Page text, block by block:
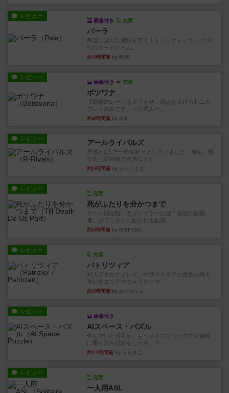
レビュー
画像付き 充実
パーラ
率直に遊んだ感想を言う！トリックテイキング(ﾄﾘ
ﾃ)のカードゲーム。 ...
約4時間前 by 鳴屋
レビュー
画像付き 充実
ボツワナ
【動物のレートを上下させ、得点を上げろ】二人
プレイのみです。（公式ルー...
約4時間前 by ネロ
レビュー アールライバルズ
子供と2人で一時期延々としていました。自宅、旅
行先（新幹線の座席など）...
約5時間前 by ジェイとと
レビュー
充実
死がふたりを分かつまで
ゲーム開始時、各プレイヤーには「最初の配偶
者」がランダムに配られる配偶...
約5時間前 by MIFFYBX
レビュー
充実
パトリツィア
対人アナログプレイ。中世イタリアの貴族の権力
争いをエリアマジョリティで...
約9時間前 by おーちゃん
レビュー
画像付き
AIスペース・パズル
住んでいた惑星が、もうダメになったので宇宙船
に乗り込み脱出をしたが、宇...
約11時間前 by うらまこ
レビュー
充実
一人用ASL